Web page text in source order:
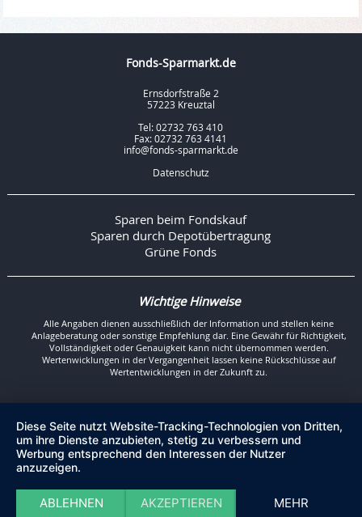
Fonds-Sparmarkt.de
Ernsdorfstraße 2
57223 Kreuztal
Tel: 02732 763 410
Fax: 02732 763 4141
info@fonds-sparmarkt.de
Datenschutz
Sparen beim Fondskauf
Sparen durch Depotübertragung
Grüne Fonds
Wichtige Hinweise
Alle Angaben dienen ausschließlich der Information und stellen keine
Anlageberatung oder sonstige Empfehlung dar. Eine Gewähr für Richtigkeit,
Vollständigkeit oder Genauigkeit kann nicht übernommen werden.
Wertenwicklungen in der Vergangenheit lassen keine Rückschlüsse auf
Wertentwicklungen in der Zukunft zu.
Diese Seite nutzt Website-Tracking-Technologien von Dritten,
um ihre Dienste anzubieten, stetig zu verbessern und
Werbung entsprechend den Interessen der Nutzer
anzuzeigen.
ABLEHNEN AKZEPTIEREN MEHR